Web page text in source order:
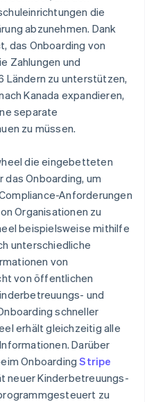
die
abzunehmen. Dank
das Onboarding von
Zahlungen und
Ländern zu unterstützen,
Kanada expandieren,
separate
zu müssen.
die eingebetteten
Onboarding, um
Anforderungen
Organisationen zu
beispielsweise mithilfe
unterschiedliche
von
von öffentlichen
und
schneller
erhält gleichzeitig alle
Darüber
OnboardingStripe
neuer Kinderbetreuungs-
zu